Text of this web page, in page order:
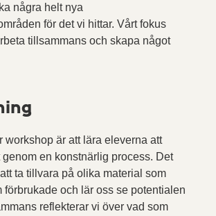
några helt nya
för det vi hittar. Vårt fokus
tillsammans och skapa något
workshop är att lära eleverna att
en konstnärlig process. Det
ta tillvara på olika material som
förbrukade och lär oss se potentialen
reflekterar vi över vad som